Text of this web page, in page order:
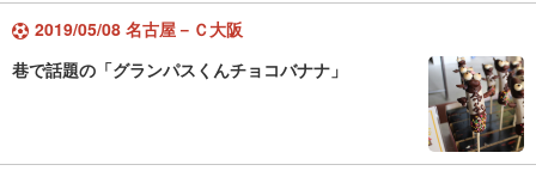
2019/05/08 名古屋－Ｃ大阪
巷で話題の「グランパスくんチョコバナナ」